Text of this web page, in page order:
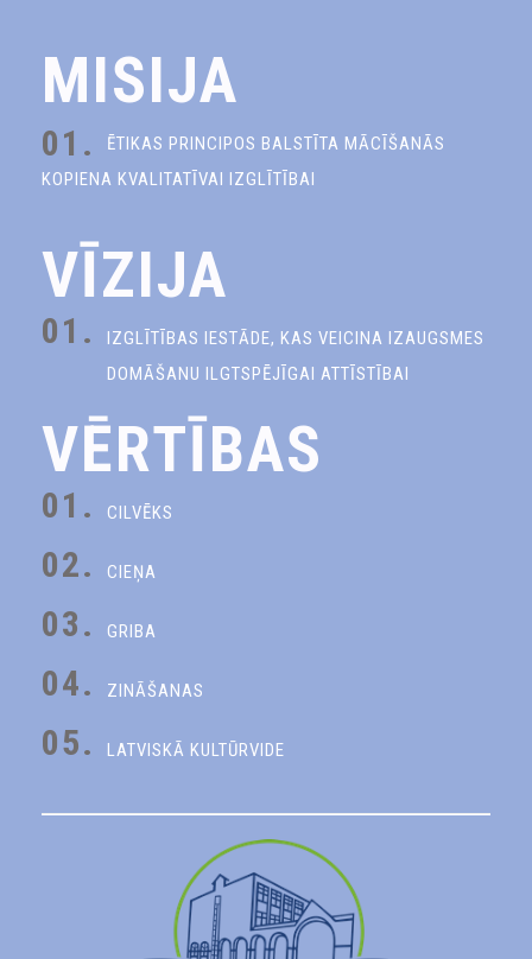
MISIJA
01.
ĒTIKAS PRINCIPOS BALSTĪTA MĀCĪŠANĀS
KOPIENA KVALITATĪVAI IZGLĪTĪBAI
VĪZIJA
01.
IZGLĪTĪBAS IESTĀDE, KAS VEICINA IZAUGSMES
DOMĀŠANU ILGTSPĒJĪGAI ATTĪSTĪBAI
VĒRTĪBAS
01. CILVĒKS
02. CIEŅA
03. GRIBA
04. ZINĀŠANAS
05. LATVISKĀ KULTŪRVIDE